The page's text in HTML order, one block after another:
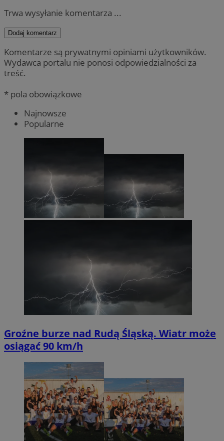
Trwa wysyłanie komentarza ...
Dodaj komentarz
Komentarze są prywatnymi opiniami użytkowników.
Wydawca portalu nie ponosi odpowiedzialności za
treść.
* pola obowiązkowe
Najnowsze
Popularne
Groźne burze nad Rudą Śląską. Wiatr może
osiągać 90 km/h